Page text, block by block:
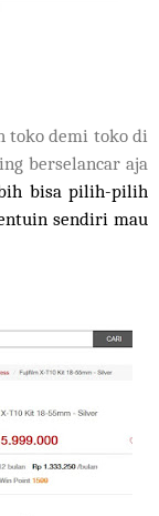
toko demi toko di
berselancar aja
bisa pilih-pilih
sendiri mau